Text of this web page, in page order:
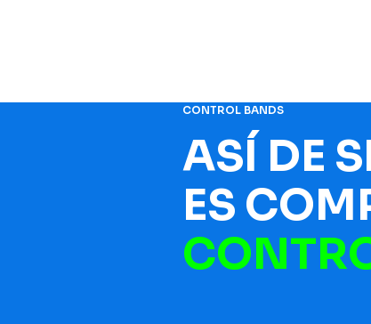
CONTROL BANDS
ASÍ DE
ES